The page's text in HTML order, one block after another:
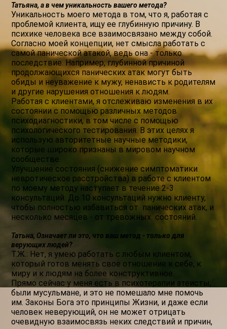
Татьяна, а в чем уникальность вашего метода?
Уникальность моего метода в том, что я, работая с
проблемой клиента, ищу ее глубинную причину. В
психике человека все взаимосвязано между собой.
Согласно моей концепции, нет смысла работать с
самой панической атакой, ведь она - только
последствие. Например, глубинной причиной
продолжающихся панических атак могут быть
обиды и неуважение к мужу, ненависть к родителям
и другие нарушения отношения к людям.
Работая с клиентами, я отслеживаю изменения в их
состоянии с помощью различных методов
психодиагностики, в том числе с помощью
психологического тестирования. В этих целях я
использую авторитетные научные методики,
которые широко признаны в мировом научном
сообществе.
Улучшение состояния (снижение симптоматики
невротическое расстройства) в работе с клиентом
по моему методу наступает в течение 2-3
консультаций. До 10 консультаций нужно клиенту,
чтобы полностью избавиться от панических атак, и
несколько месяцев - от тревожных состояний.
Татьна, Означает ли это, что ваш метод - только для
верующих людей?
Т.Ж.: Нет, я умею работать с любым клиентом,
который готов менять свое отношение к себе, к
миру и к людям на более конструктивное.
Прямо сейчас у меня есть в психотерапии атеисты,
были мусульмане, и это не помешало мне помочь
им. Законы Бога это принципы Жизни, и даже если
человек неверующий, он не может отрицать
очевидную взаимосвязь неких следствий и причин,